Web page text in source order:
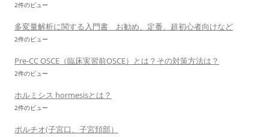
2件のビュー
多変量解析に関する入門書 お勧め、定番、超初心者向けなど
2件のビュー
Pre-CC OSCE（臨床実習前OSCE）とは？その対策方法は？
2件のビュー
ホルミシス hormesisとは？
2件のビュー
ポルチオ(子宮口、子宮頚部）